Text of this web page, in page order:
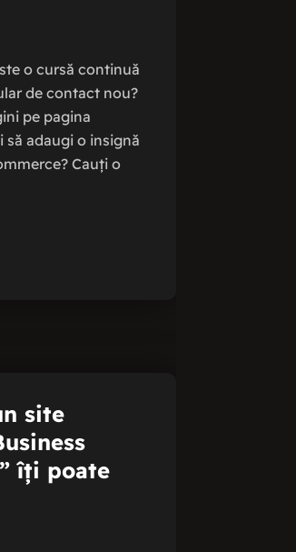
o cursă continuă
de contact nou?
pe pagina
adaugi o insignă
Cauți o
site
îți poate